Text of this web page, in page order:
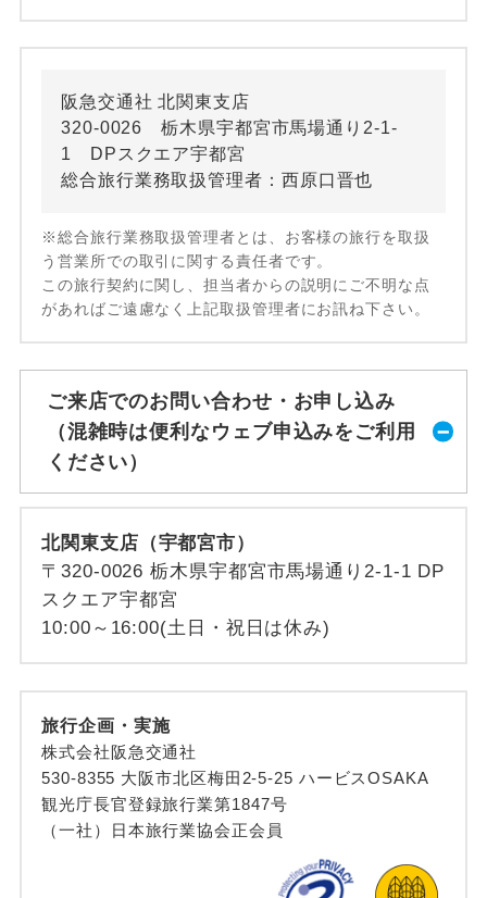
阪急交通社 北関東支店
320-0026 栃木県宇都宮市馬場通り2-1-
1 DPスクエア宇都宮
総合旅行業務取扱管理者：西原口晋也
※総合旅行業務取扱管理者とは、お客様の旅行を取扱
う営業所での取引に関する責任者です。
この旅行契約に関し、担当者からの説明にご不明な点
があればご遠慮なく上記取扱管理者にお訊ね下さい。
ご来店でのお問い合わせ・お申し込み
（混雑時は便利なウェブ申込みをご利用
ください）
北関東支店（宇都宮市）
〒320-0026 栃木県宇都宮市馬場通り2-1-1 DP
スクエア宇都宮
10:00～16:00(土日・祝日は休み)
旅行企画・実施
株式会社阪急交通社
530-8355 大阪市北区梅田2-5-25 ハービスOSAKA
観光庁長官登録旅行業第1847号
（一社）日本旅行業協会正会員